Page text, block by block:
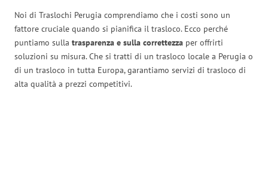
Noi di Traslochi Perugia comprendiamo che i costi sono un
fattore cruciale quando si pianifica il trasloco. Ecco perché
puntiamo sulla trasparenza e sulla correttezza per offrirti
soluzioni su misura. Che si tratti di un trasloco locale a Perugia o
di un trasloco in tutta Europa, garantiamo servizi di trasloco di
alta qualità a prezzi competitivi.